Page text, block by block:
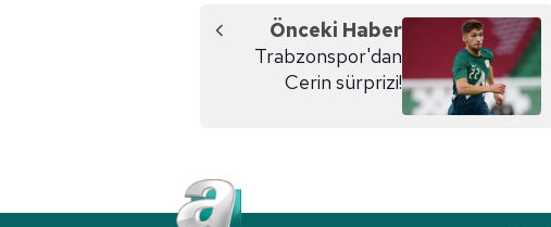
Önceki Haber
Trabzonspor'dan
Cerin sürprizi!